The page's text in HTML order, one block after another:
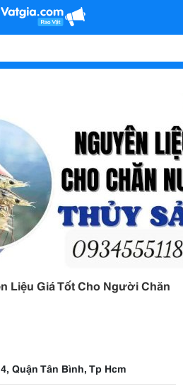
Liệu Giá Tốt Cho Người Chăn
Quận Tân Bình, Tp Hcm